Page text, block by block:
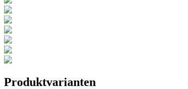
Produktvarianten